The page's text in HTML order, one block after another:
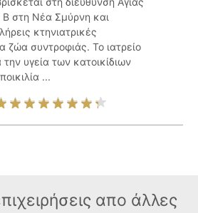
στη Νέα Σμύρνη και
κτηνιατρικές
ζώα συντροφιάς. Το ιατρείο
την υγεία των κατοικίδιων
...
απο άλλες